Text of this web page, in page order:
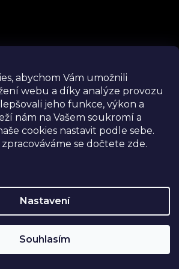
abychom Vám umožnili
webu a díky analýze provozu
jeho funkce, výkon a
nám na Vašem soukromí a
cookies nastavit podle sebe.
se dočtete zde.
Nastavení
Souhlasím
údajů